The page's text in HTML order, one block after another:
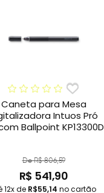
Caneta para Mesa
Intuos Pró
Ballpoint KP13300D
De R$ 806,59
R$ 541,90
12x de R$55,14 no cartão